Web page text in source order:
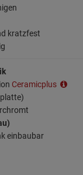
kratzfest
Ceramicplus
einbaubar